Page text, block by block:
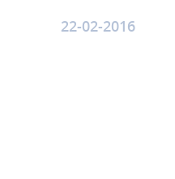
22-02-2016